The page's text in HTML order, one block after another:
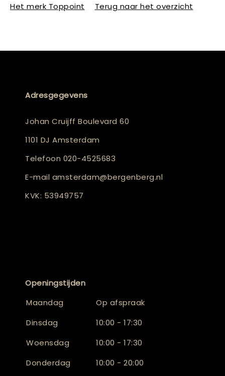
Het merk Toppoint Terug naar het overzicht
Adresgegevens
Johan Cruijff Boulevard 60
1101 DJ Amsterdam
Telefoon 020-4525683
E-mail amsterdam@bergenberg.nl
KVK: 53949757
Openingstijden
Maandag
Op afspraak
Dinsdag
10:00 - 17:30
Woensdag
10:00 - 17:30
Donderdag
10:00 - 20:00